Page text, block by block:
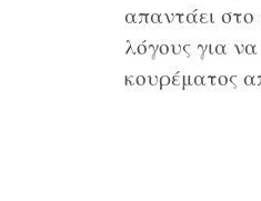
απαντάει στο
λόγους για
κουρέματος